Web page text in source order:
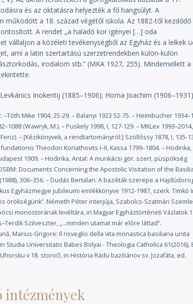
a Magyar Királyság területén kialakult rendtartomány
unió területén lévő tartományoktól sem függtek (kivéve
a magyarországi tartomány átvészelte, csupán néhány
Barcánfalva). A szerzetesi élet hanyatlása a 19.
hogy a Habsburg Birodalom összes
látogatást. Szcitovszky János prímás a baziliták
végzett kánoni látogatás során megújították a
hirdettek ki. (Szentszéki megerősítést azonban nem
támogatta, hogy az itteni bazilitákat is reformálják meg
építendő új bazilita rendházat szánta. Firczák azt
nevezzék ki a rend apostoli vizitátorává, s a rendet
azonban a rendi reform lassan haladt. Ugyanis a
az egyházmegyéjük területén álló bikszádi, illetve
megalapíthassák a rend román, illetve magyar ágát.
bevonását támogatta volna, és tárgyalást kezdtek a
a reform. 1918-ban Ungváron rendi nagykáptalant
Ekkor a többség úgy döntött, hogy a rend reformjának
a magyarországi jezsuiták segítségét kérik, de a trianoni
A reform 1920-tól mégis a galíciai ►Legszentebb
meg, és végül 1932-ben a ►Szent Miklós (kárpátaljai)
2025)
és az oktatásra helyezték a fő hangsúlyt. A
a 18. század végétől iskola. Az 1882-től kezdődő
A rendet „a haladó kor igényei […] oda
vállaljon a közéleti tevékenységből az Egyház és a lelkek
ami a latin szertartású szerzetrendekben külön-külön
irodalom stb.” (MKA 1927, 255). Mindemellett a
Inokentij (1885–1906); Homa Joachim
Mike 1904, 25-29. – Balanyi 1923 52-75. – Heimbucher
(Wawryk, M.). – Puskely 1998, I, 127-129. – MKLex
– [Kézikönyvek, a rendtartományról:] Szöllőssy 1878, I, 135-
Theodori Koriathovits I–II, Kassa 1799–1804. – Hodinka,
1909. – Hodinka, Antal: A munkácsi gör. szert. püspökség
Documents Concerning the Apostolic Visitation of the
306–356. – Dudás Bertalan: A baziliták szerepe a
Egyházmegye jubileumi emlékkönyve 1912-1987, szerk. Timkó
örökségünk”. Németh Péter interjúja, Szabolcs-Szatmári
monostorának levéltára, in Magyar Egyháztörténeti Vázlatok
Szilveszter, „…minden utamat már előre láttad”.
Marius-Grigore: Il risveglio della vita monastica basiliana unita
Studia Universitatis Babes Bolyai - Theologia Catholica 61(2016),
v 18. storočí, in História Rádu baziliánov sv. Jozafáta, ed.
intézmények